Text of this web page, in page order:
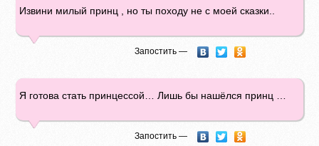
Извини милый принц , но ты походу не с моей сказки..
Запостить —
Я готова стать принцессой… Лишь бы нашёлся принц …
Запостить —